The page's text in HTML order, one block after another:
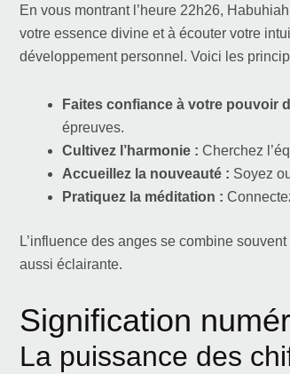
En vous montrant l’heure 22h26,
votre essence divine et à écouter votre
développement personnel. Voici les
Faites confiance à votre pouvoir
épreuves.
Cultivez l’harmonie : Cherchez
Accueillez la nouveauté : Soyez
Pratiquez la méditation :
L’influence des anges se combine
aussi éclairante.
Signification
La puissance des